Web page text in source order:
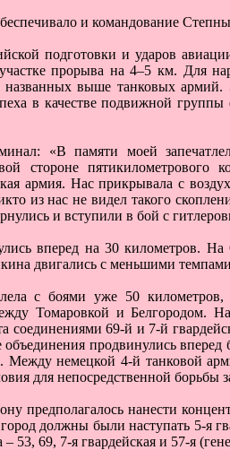
и командование
подготовки и ударов
прорыва на 4–5 км. Для
названных выше танковых
в качестве подвижной группы
«В памяти моей
пятикилометрового
армия. Нас прикрывала с
из нас не видел такого
и вступили в бой с
вперед на 30 километров.
двигались с меньшими
с боями уже 50
Томаровкой и Белгородом.
соединениями 69-й и 7-й
продвинулись вперед
немецкой 4-й танковой
для непосредственной борьбы
нанести
должны были наступать 5-я
53, 69, 7-я гвардейская и 57-я